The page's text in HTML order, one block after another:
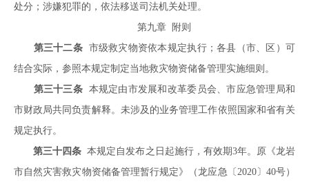
处分；涉嫌犯罪的，依法移送司法机关处理。
第九章 附则
第三十二条市级救灾物资依本规定执行；各县（市、区）可
结合实际，参照本规定制定当地救灾物资储备管理实施细则。
第三十三条本规定由市发展和改革委员会、市应急管理局和
市财政局共同负责解释。未涉及的业务管理工作依照国家和省有关
规定执行。
第三十四条 本规定自发布之日起施行，有效期3年。原《龙岩
市自然灾害救灾物资储备管理暂行规定》（龙应急〔2020〕40号）